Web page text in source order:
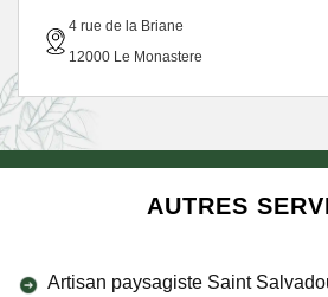
4 rue de la Briane
12000 Le Monastere
AUTRES
Artisan paysagiste Saint